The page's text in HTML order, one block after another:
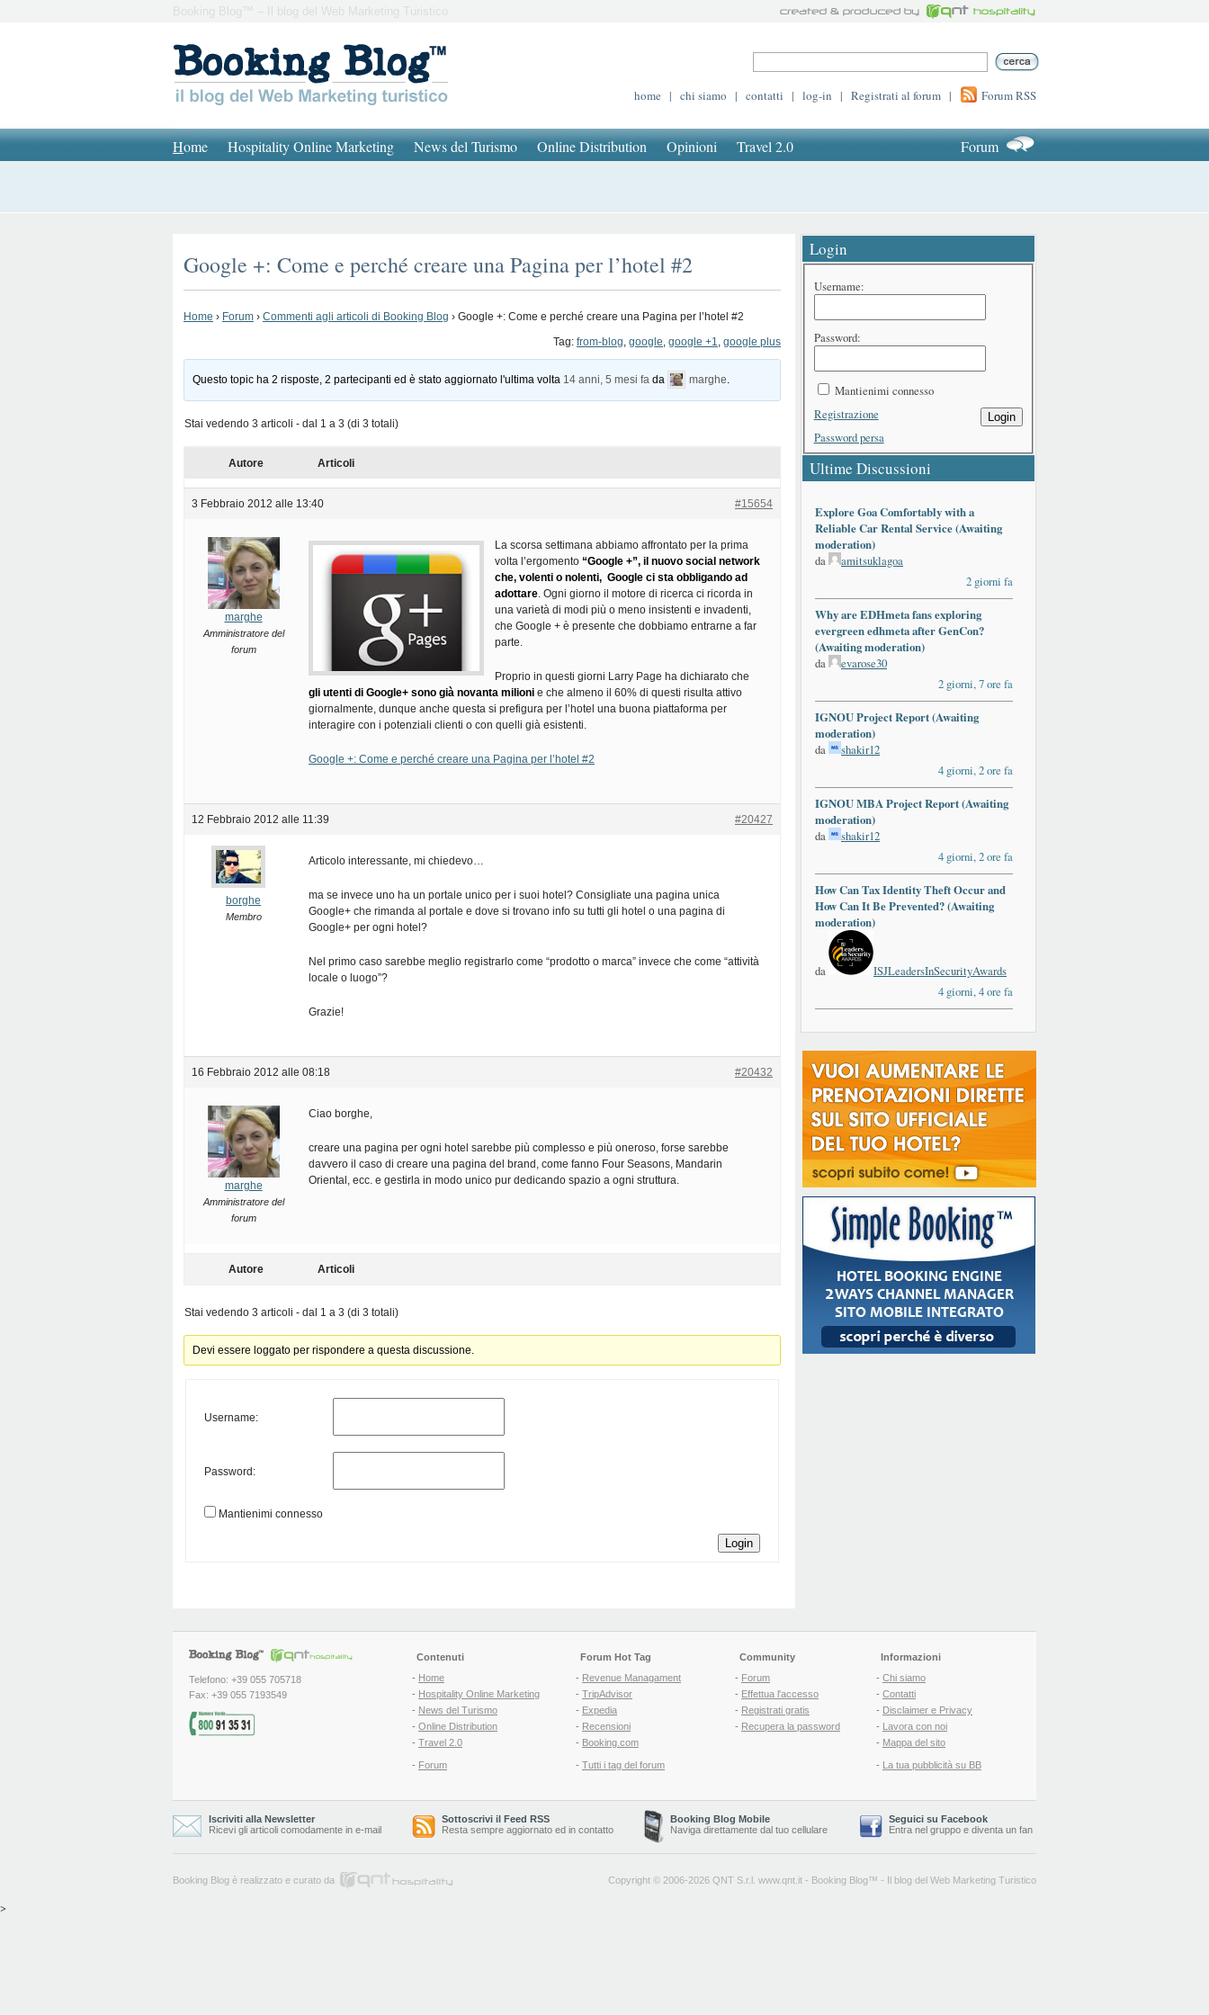
Booking Blog™ – Il blog del Web Marketing Turistico
home | chi siamo | contatti | log-in | Registrati al forum | Forum RSS
Home Hospitality Online Marketing News del Turismo Online Distribution Opinioni Travel 2.0 Forum
Google +: Come e perché creare una Pagina per l’hotel #2
Home › Forum › Commenti agli articoli di Booking Blog › Google +: Come e perché creare una Pagina per l’hotel #2
Tag: from-blog, google, google +1, google plus
Questo topic ha 2 risposte, 2 partecipanti ed è stato aggiornato l'ultima volta 14 anni, 5 mesi fa da marghe
Stai vedendo 3 articoli - dal 1 a 3 (di 3 totali)
Autore Articoli
3 Febbraio 2012 alle 13:40 #15654
marghe
Amministratore del
forum
La scorsa settimana abbiamo affrontato per la prima
volta l’ergomento “Google +”, il nuovo social network
che, volenti o nolenti, Google ci sta obbligando ad
adottare. Ogni giorno il motore di ricerca ci ricorda in
una varietà di modi più o meno insistenti e invadenti,
che Google + è presente che dobbiamo entrarne a far
parte.
Proprio in questi giorni Larry Page ha dichiarato che
gli utenti di Google+ sono già novanta milioni e che almeno il 60% di questi risulta attivo
giornalmente, dunque anche questa si prefigura per l’hotel una buona piattaforma per
interagire con i potenziali clienti o con quelli già esistenti.
Google +: Come e perché creare una Pagina per l’hotel #2
12 Febbraio 2012 alle 11:39 #20427
borghe
Membro
Articolo interessante, mi chiedevo…
ma se invece uno ha un portale unico per i suoi hotel? Consigliate una pagina unica
Google+ che rimanda al portale e dove si trovano info su tutti gli hotel o una pagina di
Google+ per ogni hotel?
Nel primo caso sarebbe meglio registrarlo come “prodotto o marca” invece che come “attività
locale o luogo”?
Grazie!
16 Febbraio 2012 alle 08:18 #20432
marghe
Amministratore del
forum
Ciao borghe,
creare una pagina per ogni hotel sarebbe più complesso e più oneroso, forse sarebbe
davvero il caso di creare una pagina del brand, come fanno Four Seasons, Mandarin
Oriental, ecc. e gestirla in modo unico pur dedicando spazio a ogni struttura.
Autore Articoli
Stai vedendo 3 articoli - dal 1 a 3 (di 3 totali)
Devi essere loggato per rispondere a questa discussione.
Username:
Password:
Mantienimi connesso
Login
Login
Username:
Password:
Mantienimi connesso
Login
Registrazione
Password persa
Ultime Discussioni
Explore Goa Comfortably with a
Reliable Car Rental Service (Awaiting
moderation)
da
amitsuklagoa
2 giorni fa
Why are EDHmeta fans exploring
evergreen edhmeta after GenCon?
(Awaiting moderation)
da
evarose30
2 giorni, 7 ore fa
IGNOU Project Report (Awaiting
moderation)
da
shakir12
4 giorni, 2 ore fa
IGNOU MBA Project Report (Awaiting
moderation)
da
shakir12
4 giorni, 2 ore fa
How Can Tax Identity Theft Occur and
How Can It Be Prevented? (Awaiting
moderation)
da
ISJLeadersInSecurityAwards
4 giorni, 4 ore fa
Telefono: +39 055 705718
Fax: +39 055 7193549
Contenuti
- Home
- Hospitality Online Marketing
- News del Turismo
- Online Distribution
- Travel 2.0
- Forum
Forum Hot Tag
- Revenue Managament
- TripAdvisor
- Expedia
- Recensioni
- Booking.com
- Tutti i tag del forum
Community
- Forum
- Effettua l'accesso
- Registrati gratis
- Recupera la password
Informazioni
- Chi siamo
- Contatti
- Disclaimer e Privacy
- Lavora con noi
- Mappa del sito
- La tua pubblicità su BB
Iscriviti alla Newsletter
Ricevi gli articoli comodamente in e-mail
Sottoscrivi il Feed RSS
Resta sempre aggiornato ed in contatto
Booking Blog Mobile
Naviga direttamente dal tuo cellulare
Seguici su Facebook
Entra nel gruppo e diventa un fan
Booking Blog è realizzato e curato da Copyright © 2006-2026 QNT S.r.l. www.qnt.it - Booking Blog™ - Il blog del Web Marketing Turistico
>